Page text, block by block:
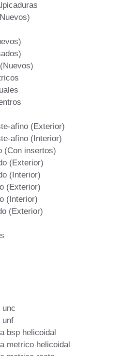
afino (Exterior)
afino (Interior)
(Con insertos)
(Exterior)
(Interior)
(Exterior)
(Interior)
(Exterior)
unc
unf
bsp helicoidal
metrico helicoidal